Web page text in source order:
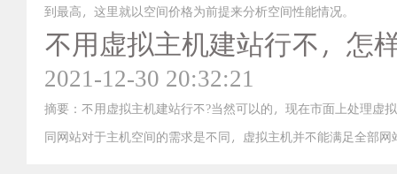
到最高，这里就以空间价格为前提来分析空间性能情况。
不用虚拟主机建站行不，怎
2021-12-30 20:32:21
摘要：不用虚拟主机建站行不?当然可以的，现在市面上处理虚
同网站对于主机空间的需求是不同，虚拟主机并不能满足全部